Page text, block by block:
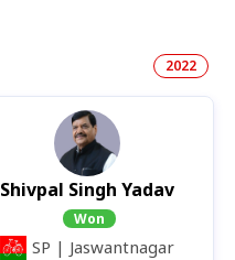
2022
Shivpal Singh Yadav
Won
SP | Jaswantnagar